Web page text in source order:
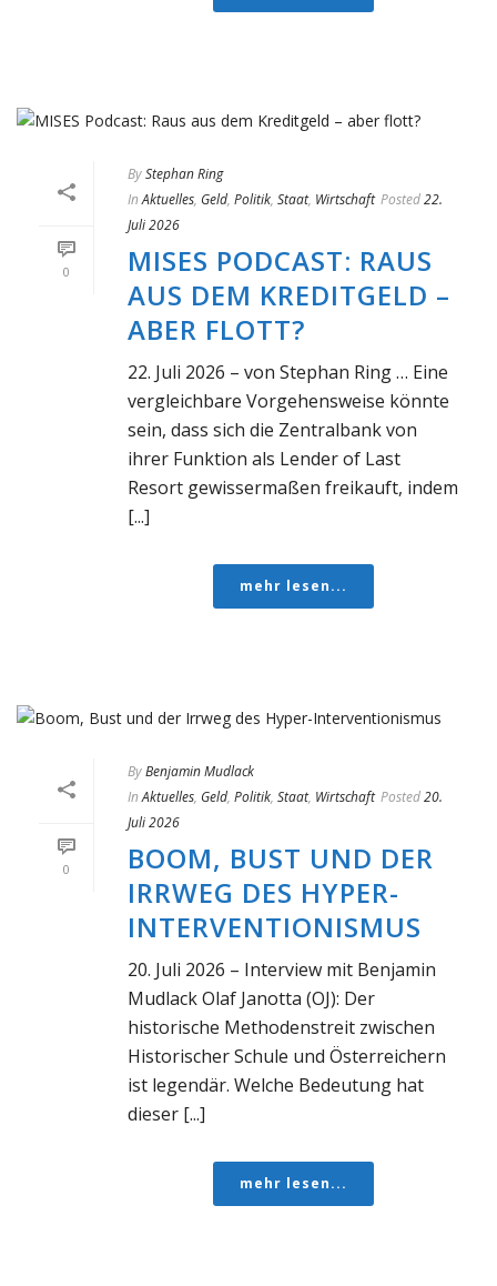
0
ByStephan Ring
In Aktuelles, Geld, Politik, Staat, Wirtschaft Posted22.
Juli 2026
MISES PODCAST: RAUS
AUS DEM KREDITGELD –
ABER FLOTT?
22. Juli 2026 – von Stephan Ring … Eine
vergleichbare Vorgehensweise könnte
sein, dass sich die Zentralbank von
ihrer Funktion als Lender of Last
Resort gewissermaßen freikauft, indem
[...]
mehr lesen...
0
ByBenjamin Mudlack
In Aktuelles, Geld, Politik, Staat, Wirtschaft Posted20.
Juli 2026
BOOM, BUST UND DER
IRRWEG DES HYPER-
INTERVENTIONISMUS
20. Juli 2026 – Interview mit Benjamin
Mudlack Olaf Janotta (OJ): Der
historische Methodenstreit zwischen
Historischer Schule und Österreichern
ist legendär. Welche Bedeutung hat
dieser [...]
mehr lesen...